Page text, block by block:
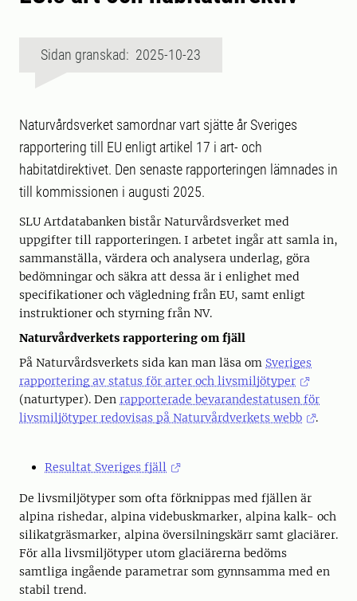
Sidan granskad: 2025-10-23
Naturvårdsverket samordnar vart sjätte år Sveriges
rapportering till EU enligt artikel 17 i art- och
habitatdirektivet. Den senaste rapporteringen lämnades in
till kommissionen i augusti 2025.
SLU Artdatabanken bistår Naturvårdsverket med
uppgifter till rapporteringen. I arbetet ingår att samla in,
sammanställa, värdera och analysera underlag, göra
bedömningar och säkra att dessa är i enlighet med
specifikationer och vägledning från EU, samt enligt
instruktioner och styrning från NV.
Naturvårdverkets rapportering om fjäll
På Naturvårdsverkets sida kan man läsa om Sveriges
rapportering av status för arter och livsmiljötyper
(naturtyper). Den rapporterade bevarandestatusen för
livsmiljötyper redovisas på Naturvårdverkets webb
.
Resultat Sveriges fjäll
De livsmiljötyper som ofta förknippas med fjällen är
alpina rishedar, alpina videbuskmarker, alpina kalk- och
silikatgräsmarker, alpina översilningskärr samt glaciärer.
För alla livsmiljötyper utom glaciärerna bedöms
samtliga ingående parametrar som gynnsamma med en
stabil trend.